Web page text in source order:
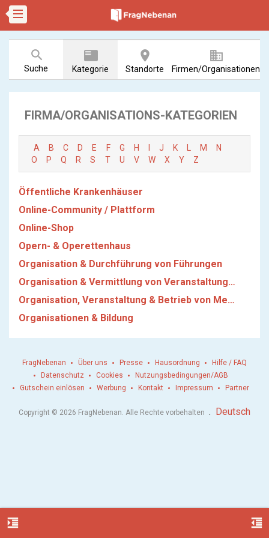
search
Suche
featured_play_list
Kategorie
room
Standorte
business
Firmen/Organisationen
FIRMA/ORGANISATIONS-KATEGORIEN
A B C D E F G H J K M
N
O
P Q R S T U V W X Y Z
Öffentliche Krankenhäuser
Online-Community / Plattform
Online-Shop
Opern- & Operettenhaus
Organisation & Durchführung von Führungen
Organisation & Vermittlung von Veranstaltungen, Kongressen
Organisation, Veranstaltung & Betrieb von Messen
Organisationen & Bildung
format_indent_increase format_indent_decrease
FragNebenan Über uns Presse Hausordnung
Hilfe / FAQ
Datenschutz
Cookies
Nutzungsbedingungen/AGB
Gutschein einlösen
Werbung Kontakt Impressum Partner
Copyright © 2026 FragNebenan. Alle Rechte vorbehalten . Deutsch